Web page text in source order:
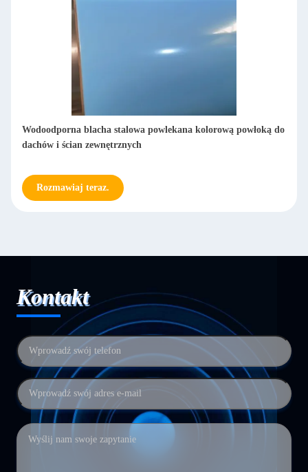
Wodoodporna blacha stalowa powlekana kolorową powłoką do
dachów i ścian zewnętrznych
Rozmawiaj teraz.
Kontakt